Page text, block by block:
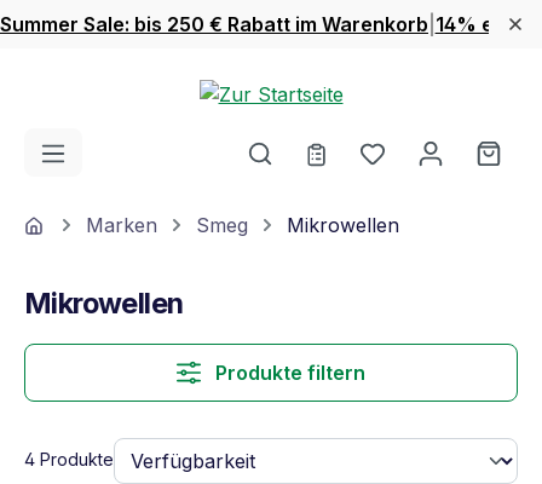
Zum Hauptinhalt springen
Summer Sale: bis 250 € Rabatt im Warenkorb 14% extra
Du hast 0
HomeMarken Smeg Mikrowellen
Mikrowellen
Produkte filtern
4 Produkte